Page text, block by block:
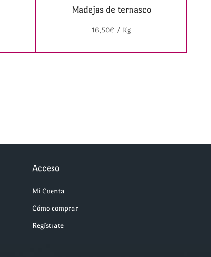
Madejas de ternasco
16,50€ / Kg
Acceso
Mi Cuenta
Cómo comprar
Regístrate